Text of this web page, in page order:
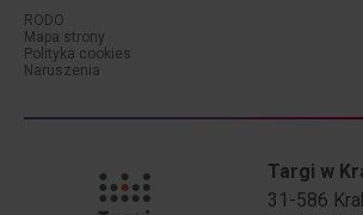
Menu dodatkowe (stopka
Menu dodatkowe (stopka
RODO
Mapa strony
Polityka cookies
Naruszenia
Targi w
31-586